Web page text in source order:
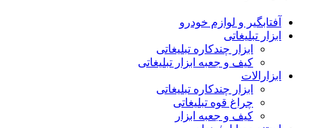
آفتابگیر و لوازم خودرو
ابزار تبلیغاتی
ابزار چندکاره تبلیغاتی
کیف و جعبه ابزار تبلیغاتی
ابزارالات
ابزار چندکاره تبلیغاتی
چراغ قوه تبلیغاتی
کیف و جعبه ابزار